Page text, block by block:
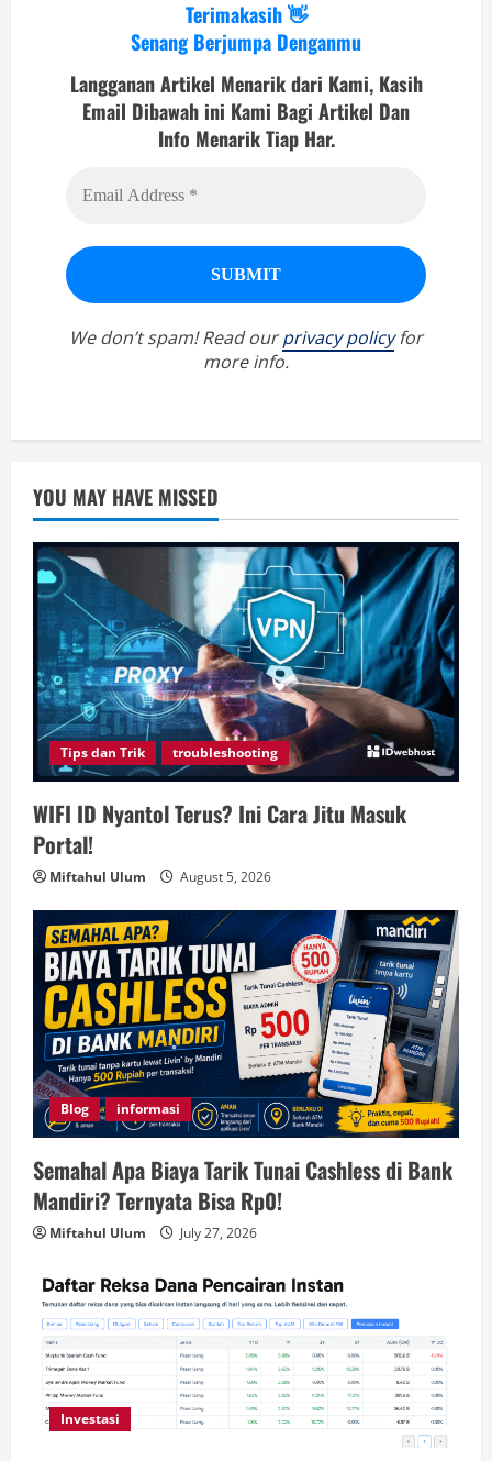
Terimakasih 👋
Senang Berjumpa Denganmu
Langganan Artikel Menarik dari Kami, Kasih
Email Dibawah ini Kami Bagi Artikel Dan
Info Menarik Tiap Har.
We don’t spam! Read ourprivacy policyfor
more info.
YOU MAY HAVE MISSED
Tips dan Trik troubleshooting
WIFI ID Nyantol Terus? Ini Cara Jitu Masuk
Portal!
Miftahul Ulum August 5, 2026
Blog informasi
Semahal Apa Biaya Tarik Tunai Cashless di Bank
Mandiri? Ternyata Bisa Rp0!
Miftahul Ulum July 27, 2026
Investasi